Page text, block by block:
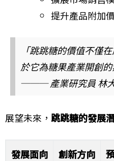
提升產品附加
「跳跳糖的價值不僅
於它為糖果產業開創的
─── 產業研究員 林
展望未來， 跳跳糖的發展
發展面向 創新方向